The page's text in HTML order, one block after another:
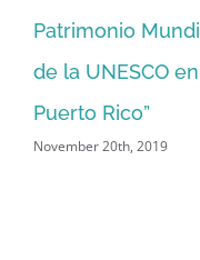
milenaria:
del San Juan
Historic Site”
April 25th, 2019